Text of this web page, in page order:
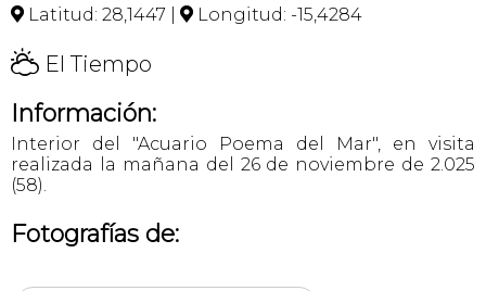
 Latitud: 28,1447 |  Longitud: -15,4284
H El Tiempo
Información:
Interior del "Acuario Poema del Mar", en visita
realizada la mañana del 26 de noviembre de 2.025
(58).
Fotografías de: